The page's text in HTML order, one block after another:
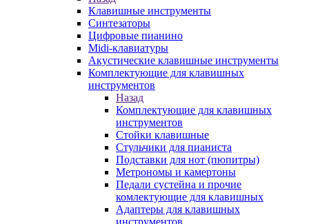
Клавишные инструменты
Синтезаторы
Цифровые пианино
Midi-клавиатуры
Акустические клавишные инструменты
Комплектующие для клавишных
инструментов
Назад
Комплектующие для клавишных
инструментов
Стойки клавишные
Стульчики для пианиста
Подставки для нот (пюпитры)
Метрономы и камертоны
Педали сустейна и прочие
комлектующие для клавишных
Адаптеры для клавишных
инструментов